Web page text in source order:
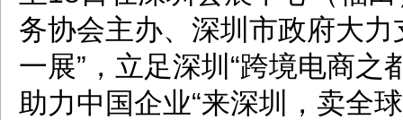
务协会主办、深圳市政府大
一展”，立足深圳“跨境电商
助力中国企业“来深圳，卖全